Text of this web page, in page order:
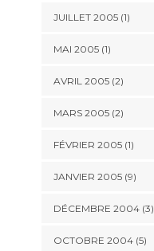
JUILLET 2005 (1)
MAI 2005 (1)
AVRIL 2005 (2)
MARS 2005 (2)
FÉVRIER 2005 (1)
JANVIER 2005 (9)
DÉCEMBRE 2004 (3)
OCTOBRE 2004 (5)